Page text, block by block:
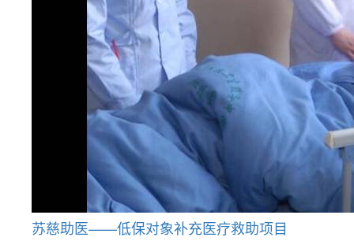
苏慈助医——低保对象补充医疗救助项目